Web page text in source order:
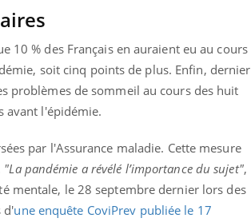
10 % des Français en auraient eu au cours
soit cinq points de plus. Enfin, dernier
problèmes de sommeil au cours des huit
avant l'épidémie.
par l'Assurance maladie. Cette mesure
"La pandémie a révélé l’importance du sujet",
mentale, le 28 septembre dernier lors des
d'une enquête CoviPrev publiée le 17